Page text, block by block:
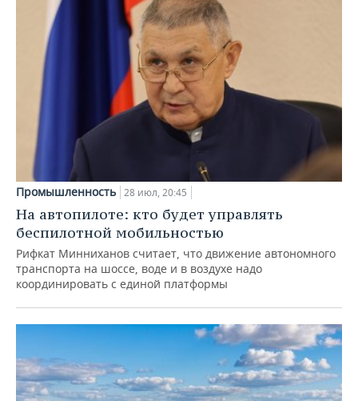
Промышленность 28 июл, 20:45
На автопилоте: кто будет управлять
беспилотной мобильностью
Рифкат Минниханов считает, что движение автономного
транспорта на шоссе, воде и в воздухе надо
координировать с единой платформы